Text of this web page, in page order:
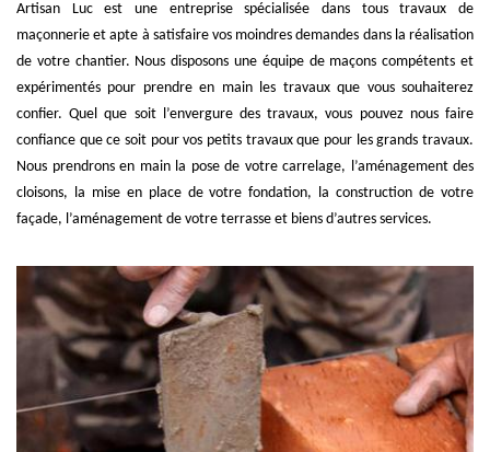
Artisan Luc est une entreprise spécialisée dans tous travaux de
maçonnerie et apte à satisfaire vos moindres demandes dans la réalisation
de votre chantier. Nous disposons une équipe de maçons compétents et
expérimentés pour prendre en main les travaux que vous souhaiterez
confier. Quel que soit l’envergure des travaux, vous pouvez nous faire
confiance que ce soit pour vos petits travaux que pour les grands travaux.
Nous prendrons en main la pose de votre carrelage, l’aménagement des
cloisons, la mise en place de votre fondation, la construction de votre
façade, l’aménagement de votre terrasse et biens d’autres services.